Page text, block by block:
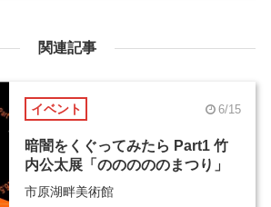
関連記事
イベント 6/15
暗闇をくぐってみたら Part1 竹
内公太展「のののののまつり」
市原湖畔美術館